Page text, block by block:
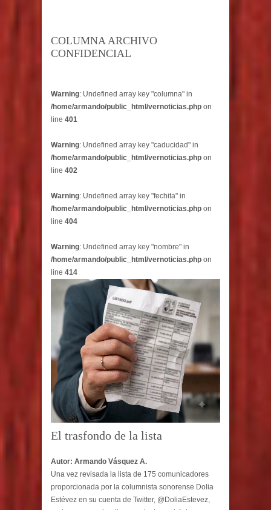
COLUMNA ARCHIVO
CONFIDENCIAL
Warning: Undefined array key "columna" in
/home/armando/public_html/vernoticias.php on
line 401
Warning: Undefined array key "caducidad" in
/home/armando/public_html/vernoticias.php on
line 402
Warning: Undefined array key "fechita" in
/home/armando/public_html/vernoticias.php on
line 404
Warning: Undefined array key "nombre" in
/home/armando/public_html/vernoticias.php on
line 414
El trasfondo de la lista
Autor: Armando Vásquez A.
Una vez revisada la lista de 175 comunicadores
proporcionada por la columnista sonorense Dolia
Estévez en su cuenta de Twitter, @DoliaEstevez,